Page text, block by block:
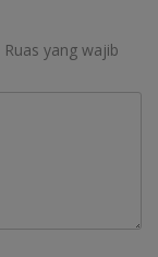
Ruas yang wajib